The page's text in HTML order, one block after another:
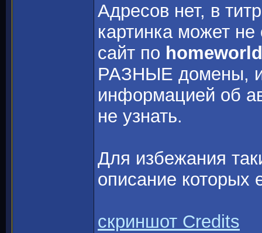
Адресов нет, в
картинка может
сайт по
РАЗНЫЕ домены, и
информацией об
не узнать.
Для избежания
описание которых
скриншот Credits